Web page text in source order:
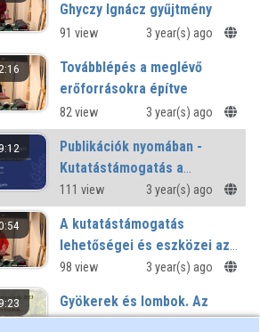
Ghyczy Ignácz gyűjtmény
91 view 3 year(s) ago
Továbblépés a meglévő
erőforrásokra építve
82 view 3 year(s) ago
Publikációk nyomában -
Kutatástámogatás a
Semmelweis Egyetem
Központi Könyvtárában
111 view 3 year(s) ago
A kutatástámogatás
lehetőségei és eszközei az
Országgyűlési Könyvtárban
98 view 3 year(s) ago
Gyökerek és lombok. Az
agrárium országos